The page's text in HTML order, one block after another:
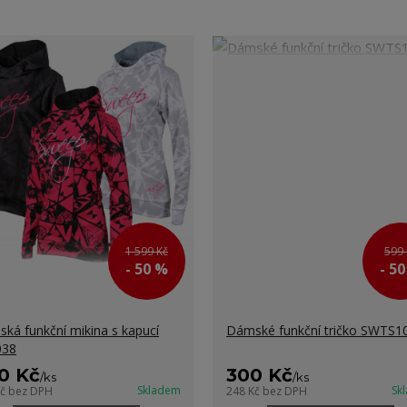
1 599 Kč
- 50 %
funkční mikina s kapucí
Kč/ks
bez DPH Skladem
599
-
Dámské funkční tričko
300 Kč/ks
248 Kč bez DPH